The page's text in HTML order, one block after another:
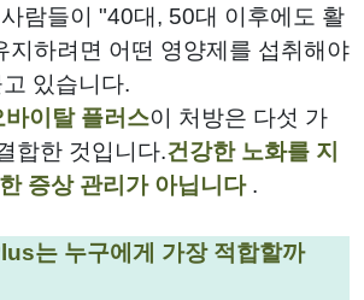
람들이 "40대, 50대 이후에도 활
지하려면 어떤 영양제를 섭취해야
있습니다.
바이탈 플러스이 처방은 다섯 가
합한 것입니다.건강한 노화를 지
증상 관리가 아닙니다.
는 누구에게 가장 적합할까